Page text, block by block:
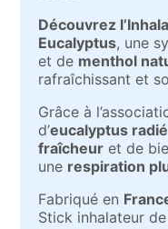
Découvrez
Eucalyptus, une
et de menthol
rafraîchissant et
Grâce à
d’eucalyptus radié
fraîcheur et de
une respiration
Fabriqué en
Stick inhalateur